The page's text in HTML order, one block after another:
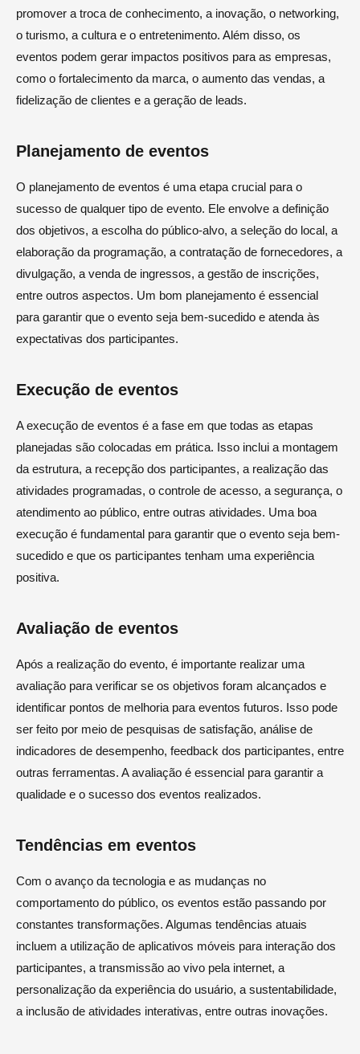
promover a troca de conhecimento, a inovação, o networking,
o turismo, a cultura e o entretenimento. Além disso, os
eventos podem gerar impactos positivos para as empresas,
como o fortalecimento da marca, o aumento das vendas, a
fidelização de clientes e a geração de leads.
Planejamento de eventos
O planejamento de eventos é uma etapa crucial para o
sucesso de qualquer tipo de evento. Ele envolve a definição
dos objetivos, a escolha do público-alvo, a seleção do local, a
elaboração da programação, a contratação de fornecedores, a
divulgação, a venda de ingressos, a gestão de inscrições,
entre outros aspectos. Um bom planejamento é essencial
para garantir que o evento seja bem-sucedido e atenda às
expectativas dos participantes.
Execução de eventos
A execução de eventos é a fase em que todas as etapas
planejadas são colocadas em prática. Isso inclui a montagem
da estrutura, a recepção dos participantes, a realização das
atividades programadas, o controle de acesso, a segurança, o
atendimento ao público, entre outras atividades. Uma boa
execução é fundamental para garantir que o evento seja bem-
sucedido e que os participantes tenham uma experiência
positiva.
Avaliação de eventos
Após a realização do evento, é importante realizar uma
avaliação para verificar se os objetivos foram alcançados e
identificar pontos de melhoria para eventos futuros. Isso pode
ser feito por meio de pesquisas de satisfação, análise de
indicadores de desempenho, feedback dos participantes, entre
outras ferramentas. A avaliação é essencial para garantir a
qualidade e o sucesso dos eventos realizados.
Tendências em eventos
Com o avanço da tecnologia e as mudanças no
comportamento do público, os eventos estão passando por
constantes transformações. Algumas tendências atuais
incluem a utilização de aplicativos móveis para interação dos
participantes, a transmissão ao vivo pela internet, a
personalização da experiência do usuário, a sustentabilidade,
a inclusão de atividades interativas, entre outras inovações.